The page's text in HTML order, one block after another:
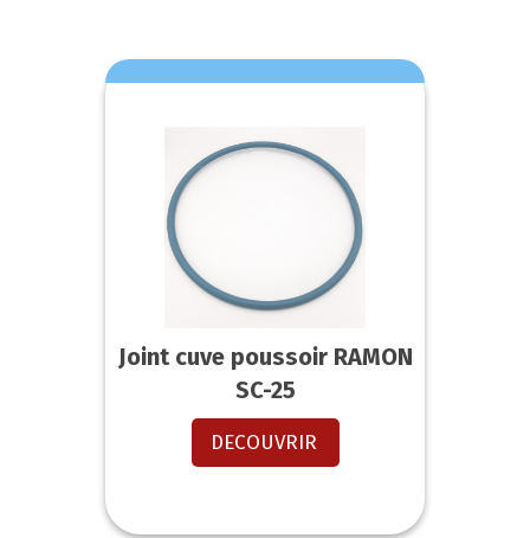
Joint cuve poussoir RAMON
SC-25
DECOUVRIR